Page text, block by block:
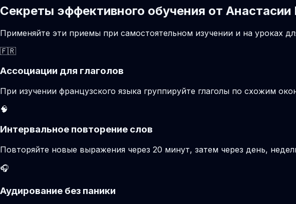
Секреты эффективного обучения от Анастасии
Применяйте эти приемы при самостоятельном изучении и на уроках
🇫🇷
Ассоциации для глаголов
При изучении французского языка группируйте глаголы по схожим
🧠
Интервальное повторение слов
Повторяйте новые выражения через 20 минут, затем через день,
🎧
Аудирование без паники